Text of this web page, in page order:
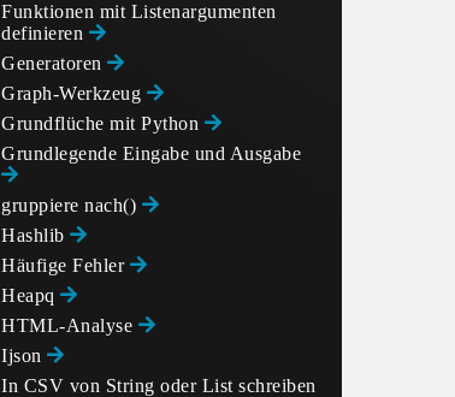
Funktionen mit Listenargumenten
definieren
Generatoren
Graph-Werkzeug
Grundflüche mit Python
Grundlegende Eingabe und Ausgabe
gruppiere nach()
Hashlib
Häufige Fehler
Heapq
HTML-Analyse
Ijson
In CSV von String oder List schreiben